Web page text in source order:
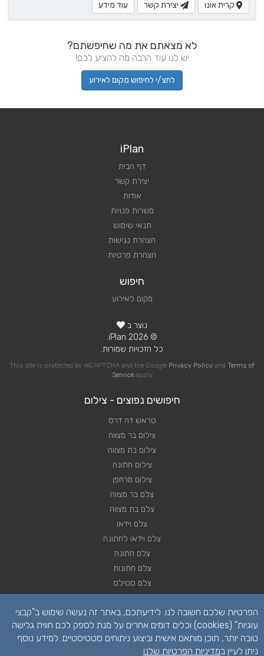
קרית אונו יצירת קשר עוד מידע
לא מצאתם את מה שחיפשתם?
יש לנו עוד הרבה מה להציע לכם!
לחצ/י לחיפוש מקום לאירוע
iPlan
דף הבית
יצירת קשר
אודות
משרות פנויות
תנאי שימוש
הצהרת נגישות
הצהרת פרטיות
חיפוש
מקום לאירוע
נוצר ב
© 2026 iPlan.
כל הזכויות שמורות.
This site is protected by reCAPTCHA and the Google Privacy Policy and Terms of
Serviceapply
חיפושים נפוצים - צילום
טראש דה דרס
צילום בר מצווה
צילום בת מצווה
צילום חתונה
צילום מרחפן
צלם בר מצווה
צלם בת מצווה
צלם וידאו
צלם וידאו לחתונה
צלם חתונה
צלם חתונות
צלם סטילס
רחפן לחתונה
הפרטיות שלכם חשובה לנו. לידיעתכם, באתר זה נעשה שימוש ב"קבצי
עוגיות" (cookies) וכלים דומים אחרים על מנת לספק לכם חווית גלישה
טובה יותר, תוכן מותאם אישית וביצוע ניתוחים סטטיסטיים. למידע נוסף
ניתן לעיין במדיניות הפרטיות שלנו